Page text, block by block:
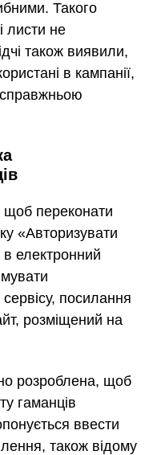
Такого
листи не
також виявили,
в кампанії,
щоб переконати
«Авторизувати
електронний
сервісу, посилання
розміщений на
розроблена, щоб
гаманців
ввести
також відому